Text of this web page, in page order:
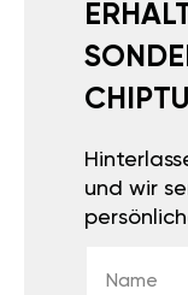
und wir